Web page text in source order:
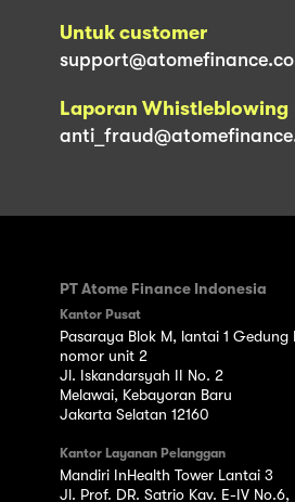
Untuk customer
Laporan Whistleblowing
PT Atome Finance Indonesia
Kantor Pusat
Pasaraya Blok M, lantai 1 Gedung
nomor unit 2
Jl. Iskandarsyah II No. 2
Melawai, Kebayoran Baru
Jakarta Selatan 12160
Kantor Layanan Pelanggan
Mandiri InHealth Tower Lantai 3
Jl. Prof. DR. Satrio Kav. E-IV No.6,